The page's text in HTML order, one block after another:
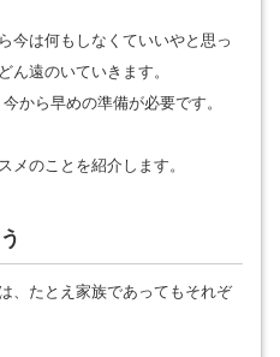
今は何もしなくていいやと思っ
ん遠のいていきます。
から早めの準備が必要です。
メのことを紹介します。
、たとえ家族であってもそれぞ